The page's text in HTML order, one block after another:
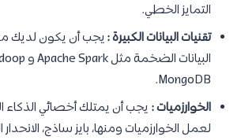
التمايز الخطي.
تقنيات البيانات الكبيرة :يجب أن يكون لديك
MongoDB.
الخوارزميات : يجب أن يمتلك أخصائي الذكاء
لعمل الخوارزميات ومنها، بايز ساذج،